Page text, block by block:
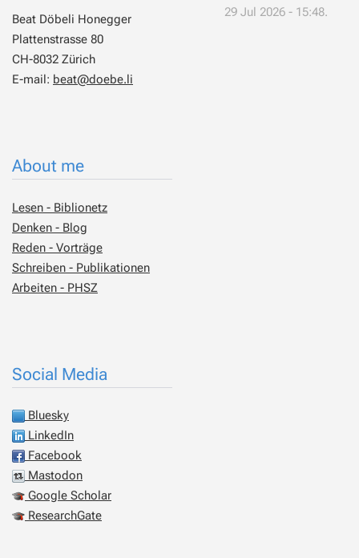
Beat Döbeli Honegger
Plattenstrasse 80
CH-8032 Zürich
E-mail: beat@doebe.li
About me
Lesen - Biblionetz
Denken - Blog
Reden - Vorträge
Schreiben - Publikationen
Arbeiten - PHSZ
Social Media
Bluesky
LinkedIn
Facebook
Mastodon
Google Scholar
ResearchGate
29 Jul 2026 - 15:48.